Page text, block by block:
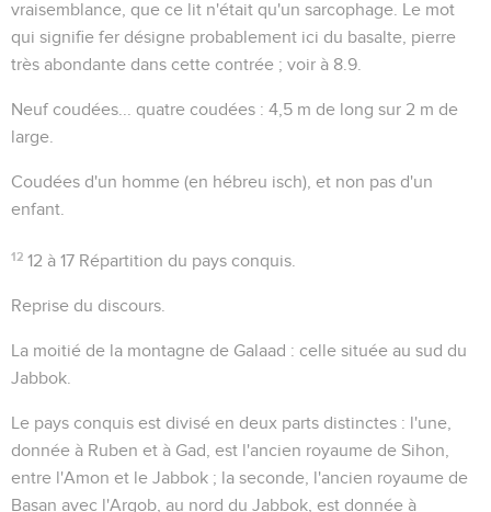
vraisemblance, que ce lit n'était qu'un sarcophage. Le mot
qui signifie fer désigne probablement ici du basalte , pierre
très abondante dans cette contrée ; voir à 8.9
Neuf coudées... quatre coudées : 4,5 m de long sur 2 m de
large.
Coudées d'un homme (en hébreu isch), et non pas d'un
enfant.
12 12 à 17 Répartition du pays conquis.
Reprise du discours.
La moitié de la montagne de Galaad : celle située au sud du
Jabbok.
Le pays conquis est divisé en deux parts distinctes : l'une,
donnée à Ruben et à Gad, est l'ancien royaume de Sihon,
entre l'Amon et le Jabbok ; la seconde, l'ancien royaume de
Basan avec l'Argob, au nord du Jabbok, est donnée à